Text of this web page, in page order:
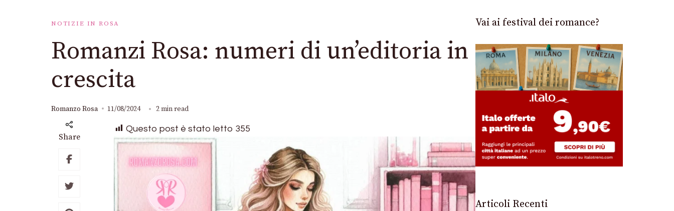
NOTIZIE IN ROSA
Romanzi Rosa: numeri di un’editoria in
crescita
Romanzo Rosa 11/08/2024 2 min read
Share
Questo post è stato letto 355
Vai ai festival dei romance?
Articoli Recenti